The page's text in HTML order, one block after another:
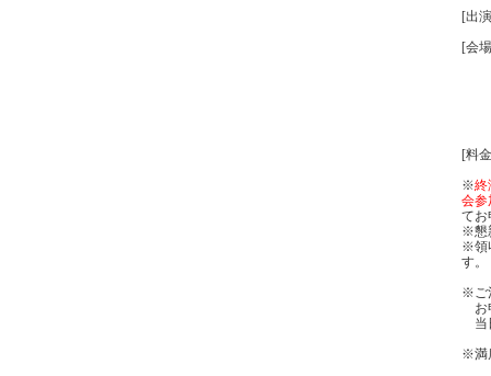
[出
[会
[料
※終
会参
てお
※懇
※領
す。
※ご
お
当
※満